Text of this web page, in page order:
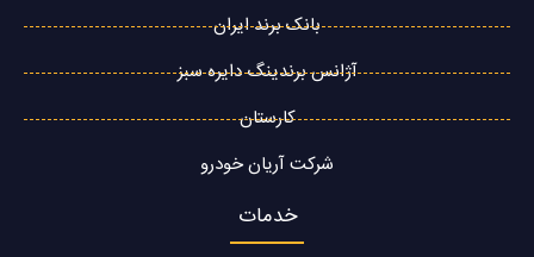
بانک برند ایران
آژانس برندینگ دایره سبز
کارستان
شرکت آریان خودرو
خدمات